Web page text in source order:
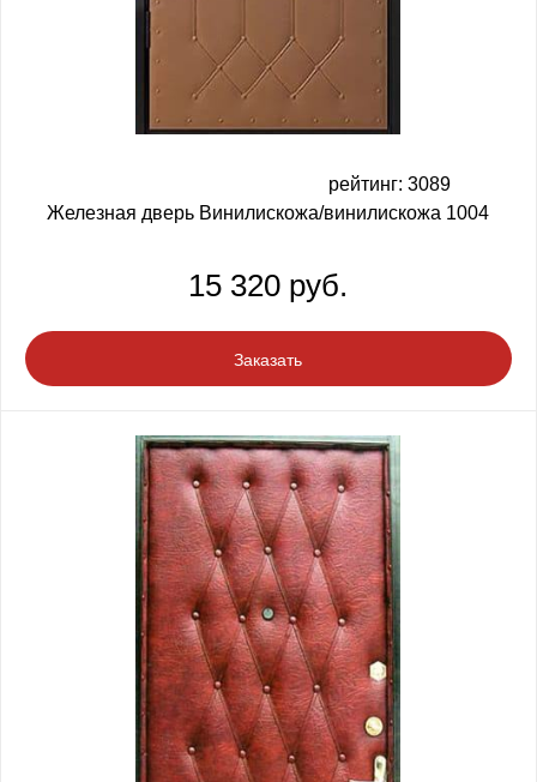
рейтинг: 3089
Железная дверь Винилискожа/винилискожа 1004
15 320 руб.
Заказать